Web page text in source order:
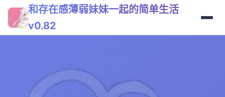
和存在感薄弱妹妹一起的简单生活
v0.82